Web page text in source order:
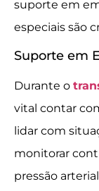
suporte em
especiais são
Suporte em
Durante o
vital contar
lidar com
monitorar
pressão